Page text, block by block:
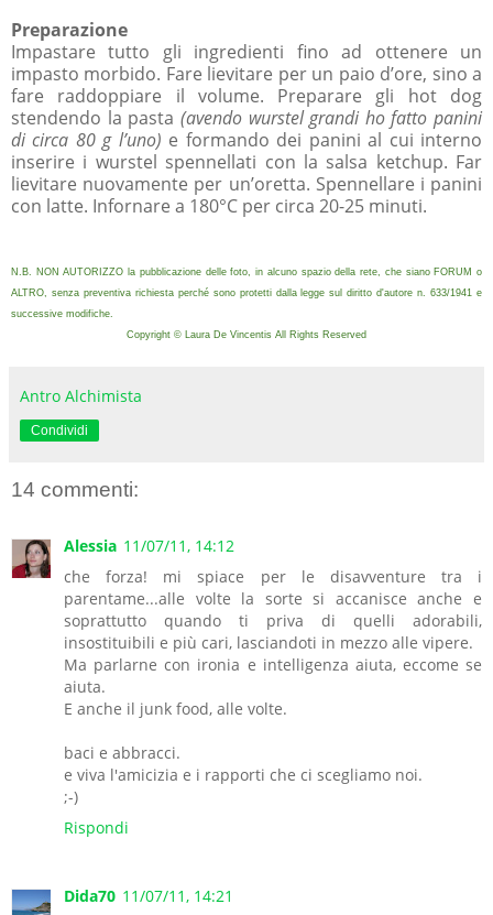
Preparazione
Impastare tutto gli ingredienti fino ad ottenere un
impasto morbido. Fare lievitare per un paio d’ore, sino a
fare raddoppiare il volume. Preparare gli hot dog
stendendo la pasta (avendo wurstel grandi ho fatto panini
di circa 80 g l’uno) e formando dei panini al cui interno
inserire i wurstel spennellati con la salsa ketchup. Far
lievitare nuovamente per un’oretta. Spennellare i panini
con latte. Infornare a 180°C per circa 20-25 minuti.
N.B. NON AUTORIZZO la pubblicazione delle foto, in alcuno spazio della rete, che siano FORUM o
ALTRO, senza preventiva richiesta perché sono protetti dalla legge sul diritto d'autore n. 633/1941 e
successive modifiche.
Copyright © Laura De Vincentis All Rights Reserved
Antro Alchimista
Condividi
14 commenti:
Alessia 11/07/11, 14:12
che forza! mi spiace per le disavventure tra i
parentame...alle volte la sorte si accanisce anche e
soprattutto quando ti priva di quelli adorabili,
insostituibili e più cari, lasciandoti in mezzo alle vipere.
Ma parlarne con ironia e intelligenza aiuta, eccome se
aiuta.
E anche il junk food, alle volte.
baci e abbracci.
e viva l'amicizia e i rapporti che ci scegliamo noi.
;-)
Rispondi
Dida70 11/07/11, 14:21